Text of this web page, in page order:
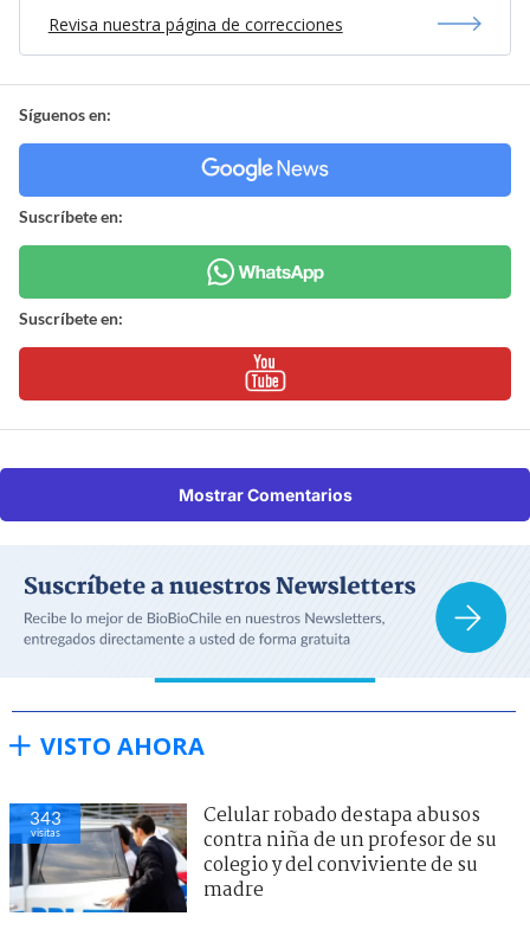
Revisa nuestra página de correcciones
Síguenos en:
Suscríbete en:
Suscríbete en:
Mostrar Comentarios
VISTO AHORA
343
visitas
Celular robado destapa abusos
contra niña de un profesor de su
colegio y del conviviente de su
madre